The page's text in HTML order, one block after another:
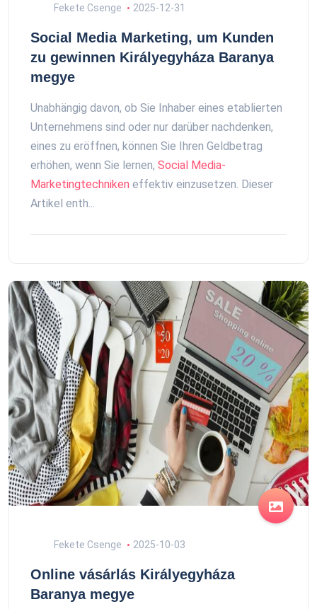
Fekete Csenge 2025-12-31
Social Media Marketing, um Kunden
zu gewinnen Királyegyháza Baranya
megye
Unabhängig davon, ob Sie Inhaber eines etablierten
Unternehmens sind oder nur darüber nachdenken,
eines zu eröffnen, können Sie Ihren Geldbetrag
erhöhen, wenn Sie lernen, Social Media-
Marketingtechniken effektiv einzusetzen. Dieser
Artikel enth...
Fekete Csenge 2025-10-03
Online vásárlás Királyegyháza
Baranya megye